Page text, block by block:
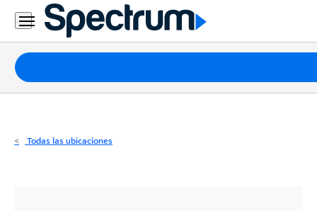
Residencial
Business
Paquetes
Internet
Todas las ubicaciones